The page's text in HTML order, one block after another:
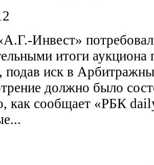
Инвест»
итоги аукциона
иск в
должно было
как сообщает «РБК